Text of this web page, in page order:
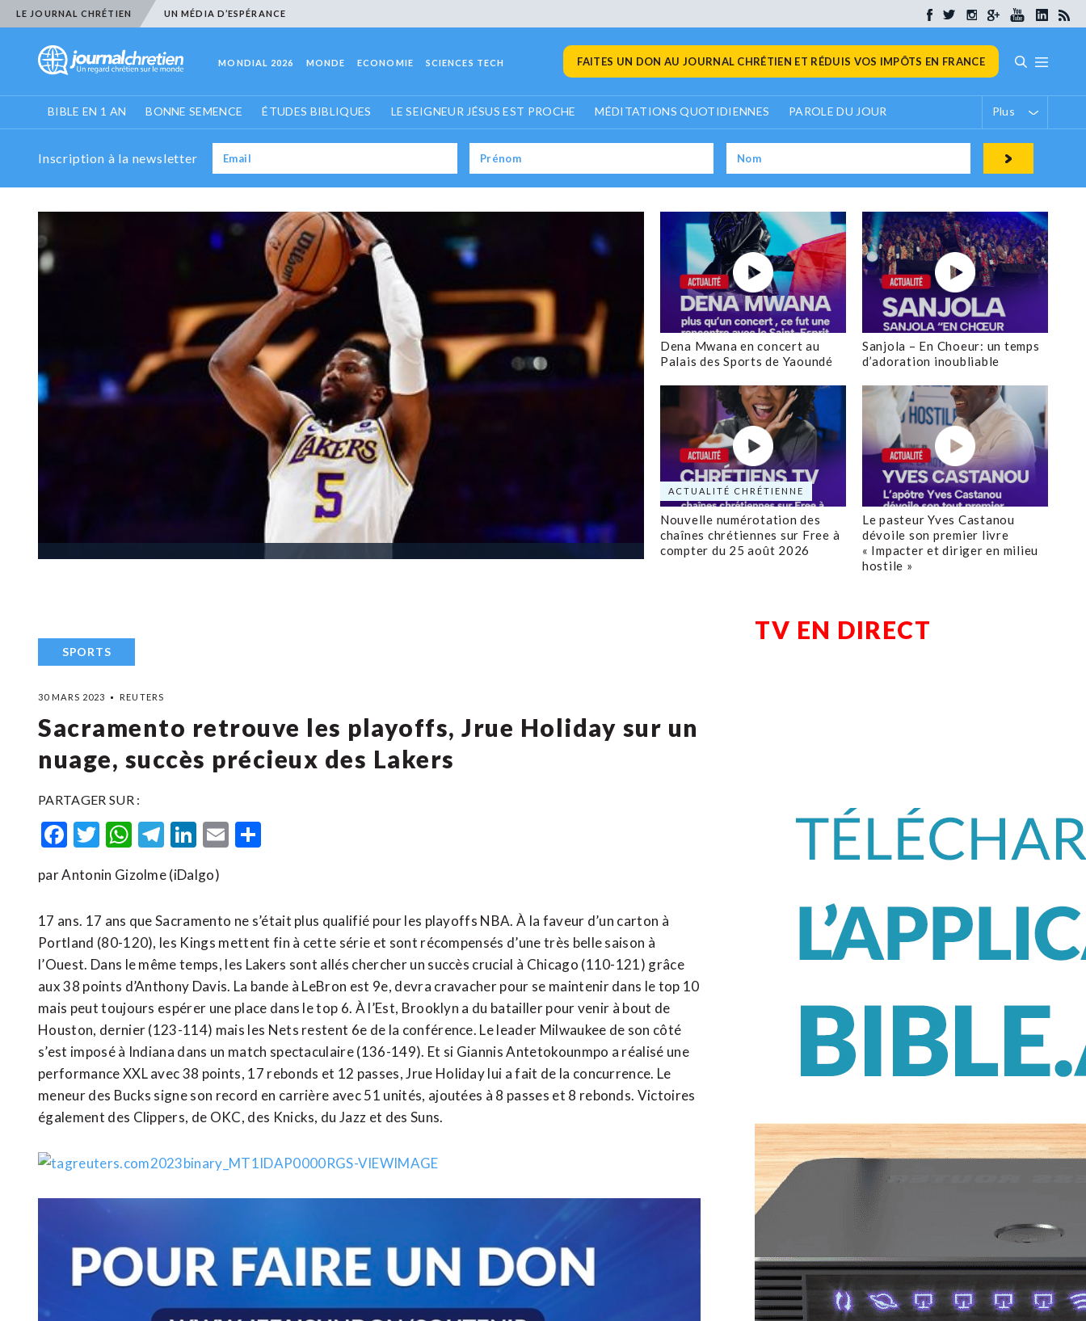
LE JOURNAL CHRÉTIEN UN MÉDIA D’ESPÉRANCE
MONDIAL 2026 MONDE ECONOMIE SCIENCES TECH FAITES UN DON AU JOURNAL CHRÉTIEN ET RÉDUIS VOS IMPÔTS EN FRANCE
BIBLE EN 1 AN BONNE SEMENCE ÉTUDES BIBLIQUES LE SEIGNEUR JÉSUS EST PROCHE MÉDITATIONS QUOTIDIENNES PAROLE DU JOUR Plus
Inscription à la newsletter
Dena Mwana en concert au
Palais des Sports de Yaoundé
Sanjola – En Choeur: un temps
d’adoration inoubliable
ACTUALITÉ CHRÉTIENNE
Nouvelle numérotation des
chaînes chrétiennes sur Free à
compter du 25 août 2026
Le pasteur Yves Castanou
dévoile son premier livre
« Impacter et diriger en milieu
hostile »
SPORTS
30 MARS 2023 REUTERS
Sacramento retrouve les playoffs, Jrue Holiday sur un
nuage, succès précieux des Lakers
PARTAGER SUR :
Facebook
Twitter
WhatsApp
Telegram
LinkedIn
Email
par Antonin Gizolme (iDalgo)
17 ans. 17 ans que Sacramento ne s’était plus qualifié pour les playoffs NBA. À la faveur d’un carton à
Portland (80-120), les Kings mettent fin à cette série et sont récompensés d’une très belle saison à
l’Ouest. Dans le même temps, les Lakers sont allés chercher un succès crucial à Chicago (110-121) grâce
aux 38 points d’Anthony Davis. La bande à LeBron est 9e, devra cravacher pour se maintenir dans le top 10
mais peut toujours espérer une place dans le top 6. À l’Est, Brooklyn a du batailler pour venir à bout de
Houston, dernier (123-114) mais les Nets restent 6e de la conférence. Le leader Milwaukee de son côté
s’est imposé à Indiana dans un match spectaculaire (136-149). Et si Giannis Antetokounmpo a réalisé une
performance XXL avec 38 points, 17 rebonds et 12 passes, Jrue Holiday lui a fait de la concurrence. Le
meneur des Bucks signe son record en carrière avec 51 unités, ajoutées à 8 passes et 8 rebonds. Victoires
également des Clippers, de OKC, des Knicks, du Jazz et des Suns.
TV EN DIRECT